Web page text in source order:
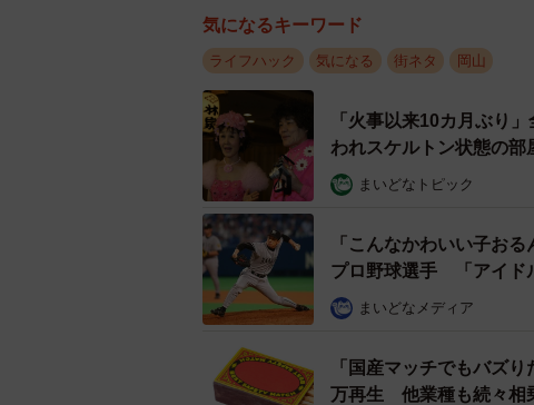
動画を見ると、各工程で本の位置や向きをその都
Twitter
気になるキーワード
ライフハック 気になる 街ネタ 岡山
「火事以来10カ月ぶり
われスケルトン状態の部
まいどなトピック
「こんなかわいい子お
プロ野球選手 「アイド
まいどなメディア
「国産マッチでもバズ
万再生 他業種も続々相